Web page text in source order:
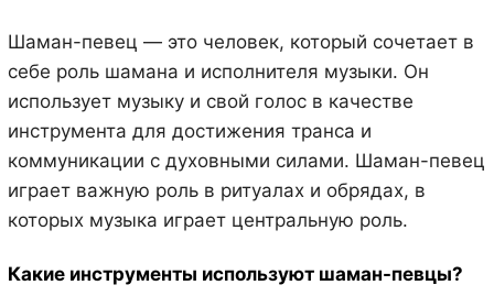
Шаман-певец — это человек, который сочетает в
себе роль шамана и исполнителя музыки. Он
использует музыку и свой голос в качестве
инструмента для достижения транса и
коммуникации с духовными силами. Шаман-певец
играет важную роль в ритуалах и обрядах, в
которых музыка играет центральную роль.
Какие инструменты используют шаман-певцы?